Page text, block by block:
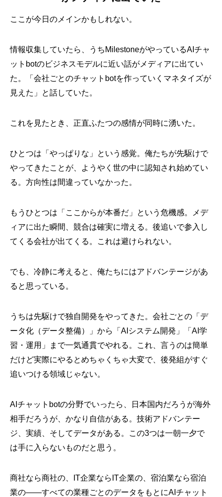
ここが今日のメインかもしれない。
情報収集していたら、うちMilestoneがやっているAIチャ
ットbotのビジネスモデルに近い話がメディアに出てい
た。「会社ごとのチャットbotを作っていくマネタイズが
見えた」と話していた。
これを見たとき、正直ふたつの感情が同時に湧いた。
ひとつは「やっぱりな」という感覚。俺たちが先駆けで
やってきたことが、ようやく世の中に認知され始めてい
る。方向性は間違っていなかった。
もうひとつは「ここからが本番だ」という危機感。メデ
ィアに出た瞬間、競合は確実に増える。後追いで参入し
てくる会社が出てくる。これは避けられない。
でも、冷静に考えると、俺たちにはアドバンテージがあ
ると思っている。
うちは先駆けで独自開発をやってきた。会社ごとの「デ
ータ化（データ整備）」から「AIシステム開発」「AI学
習・運用」まで一気通貫でやれる。これ、言うのは簡単
だけど実際にやるとめちゃくちゃ大変で、後発組がすぐ
追いつける領域じゃない。
AIチャットbotの分野でいったら、日本国内だろうが海外
相手だろうが、かなり自信がある。技術アドバンテー
ジ、実績、そしてデータがある。この3つは一朝一夕で
は手に入らないものだと思う。
商社なら商社の、IT企業ならIT企業の、宿泊業なら宿泊
業の——すべての業種ごとのデータをもとにAIチャット